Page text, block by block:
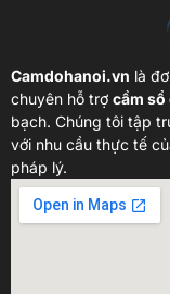
Camdohanoi.vn là
chuyên hỗ trợ cầm sổ
bạch. Chúng tôi tập
với nhu cầu thực tế
pháp lý.